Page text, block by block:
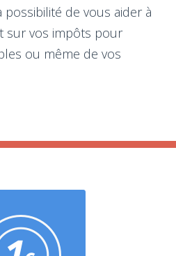
de vous aider à
sur vos impôts pour
ou même de vos